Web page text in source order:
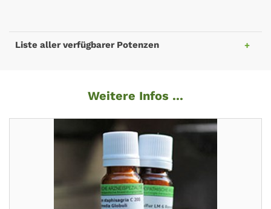
Liste aller verfügbarer Potenzen
Weitere Infos ...